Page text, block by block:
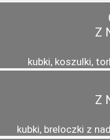
Z
kubki, koszulki,
Z
kubki, breloczki z